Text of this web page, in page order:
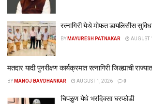
रत्नागिरी येथे मोफत डायलिसीस
BY MAYURESH PATNAKAR AUGUST
मतदार यादी पुनरीक्षण कार्यक्रमात रत्नागिरी जिल्ह्याची
BY MANOJ BAVDHANKAR AUGUST 1, 2026 0
चिपळुण येथे भरदिवसा घरफोडी